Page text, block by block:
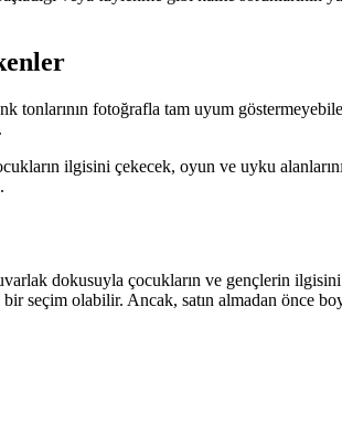
tonlarının fotoğrafla tam uyum
ilgisini çekecek, oyun ve uyku
dokusuyla çocukların ve gençlerin
seçim olabilir. Ancak, satın almadan önce